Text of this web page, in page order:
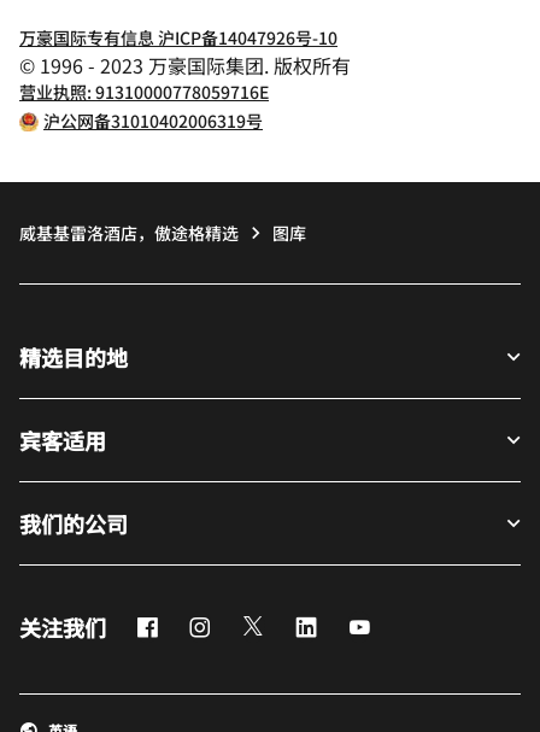
万豪国际专有信息 沪ICP备14047926号-10
© 1996 - 2023 万豪国际集团. 版权所有
营业执照: 91310000778059716E
沪公网备31010402006319号
威基基雷洛酒店，傲途格精选 图库
精选目的地
宾客适用
我们的公司
关注我们 FacebookInstagram
Twitter LinkedIn